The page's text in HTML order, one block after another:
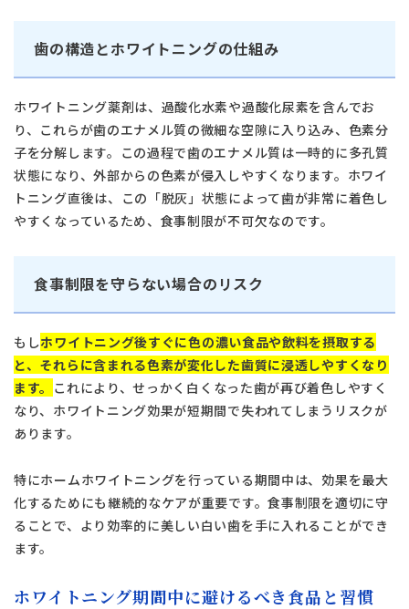
歯の構造とホワイトニングの仕組み
ホワイトニング薬剤は、過酸化水素や過酸化尿素を含んでお
り、これらが歯のエナメル質の微細な空隙に入り込み、色素分
子を分解します。この過程で歯のエナメル質は一時的に多孔質
状態になり、外部からの色素が侵入しやすくなります。ホワイ
トニング直後は、この「脱灰」状態によって歯が非常に着色し
やすくなっているため、食事制限が不可欠なのです。
食事制限を守らない場合のリスク
もしホワイトニング後すぐに色の濃い食品や飲料を摂取する
と、それらに含まれる色素が変化した歯質に浸透しやすくなり
ます。 これにより、せっかく白くなった歯が再び着色しやすく
なり、ホワイトニング効果が短期間で失われてしまうリスクが
あります。
特にホームホワイトニングを行っている期間中は、効果を最大
化するためにも継続的なケアが重要です。食事制限を適切に守
ることで、より効率的に美しい白い歯を手に入れることができ
ます。
ホワイトニング期間中に避けるべき食品と習慣